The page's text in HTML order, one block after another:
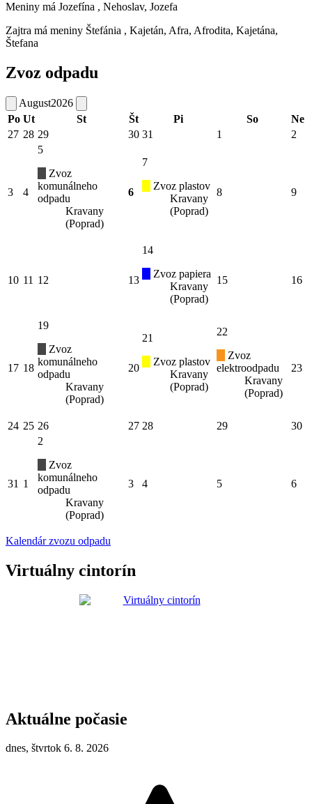
Meniny má Jozefína , Nehoslav, Jozefa
Zajtra má meniny Štefánia , Kajetán, Afra, Afrodita, Kajetána,
Štefana
Zvoz odpadu
August2026
Po Ut St Št Pi So
Ne
27 28 29 30 31 1 2
3 4
5
Zvoz
komunálneho
odpadu
Kravany
(Poprad)
6
7
Zvoz plastov
Kravany
(Poprad)
8 9
10 11 12 13
14
Zvoz papiera
Kravany
(Poprad)
15 16
17 18
19
Zvoz
komunálneho
odpadu
Kravany
(Poprad)
20
21
Zvoz plastov
Kravany
(Poprad)
22
Zvoz
elektroodpadu
Kravany
(Poprad)
23
24 25 26 27 28 29 30
31 1
2
Zvoz
komunálneho
odpadu
Kravany
(Poprad)
3 4 5 6
Kalendár zvozu odpadu
Virtuálny cintorín
Aktuálne počasie
dnes, štvrtok 6. 8. 2026